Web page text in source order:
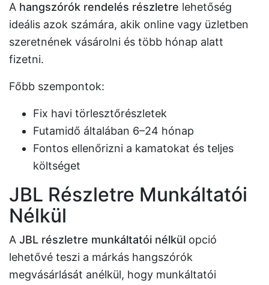
A hangszórók rendelés részletre lehetőség
ideális azok számára, akik online vagy üzletben
szeretnének vásárolni és több hónap alatt
fizetni.
Főbb szempontok:
Fix havi törlesztőrészletek
Futamidő általában 6–24 hónap
Fontos ellenőrizni a kamatokat és teljes
költséget
JBL Részletre Munkáltatói
Nélkül
A JBL részletre munkáltatói nélkül opció
lehetővé teszi a márkás hangszórók
megvásárlását anélkül, hogy munkáltatói